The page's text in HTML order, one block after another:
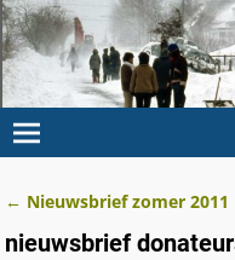
Berichtnavigatie
← Nieuwsbrief zomer 2011
nieuwsbrief